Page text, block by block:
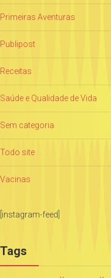
Primeiras Aventuras
Publipost
Receitas
Saúde e Qualidade de Vida
Sem categoria
Todo site
Vacinas
[instagram-feed]
Tags